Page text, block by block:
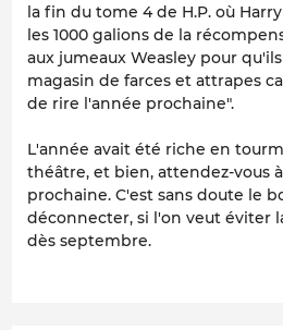
la fin du tome 4 de H.P. où
les 1000 galions de la
aux jumeaux Weasley pour
magasin de farces et attrapes
de rire l'année prochaine".
L'année avait été riche en
théâtre, et bien, attendez-vous
prochaine. C'est sans doute le
déconnecter, si l'on veut éviter
dès septembre.